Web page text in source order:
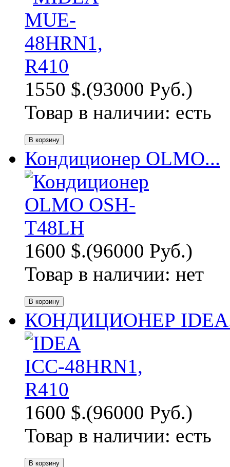
1550 $.(93000 Руб.)
Товар в наличии: есть
Кондиционер OLMO...
1600 $.(96000 Руб.)
Товар в наличии: нет
КОНДИЦИОНЕР
1600 $.(96000 Руб.)
Товар в наличии: есть